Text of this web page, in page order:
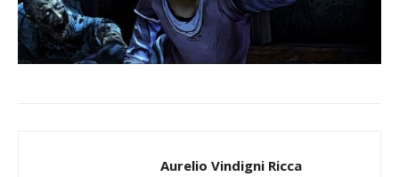
Aurelio Vindigni Ricca